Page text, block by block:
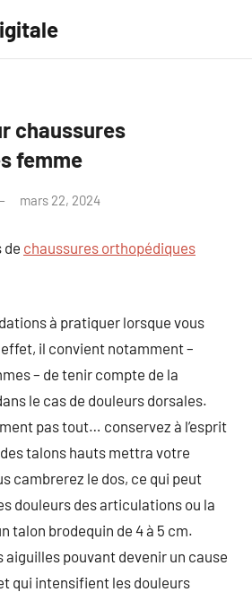
chaussures
femme
mars 22, 2024
de chaussures orthopédiques
à pratiquer lorsque vous
il convient notamment –
– de tenir compte de la
le cas de douleurs dorsales.
pas tout… conservez à l’esprit
talons hauts mettra votre
cambrerez le dos, ce qui peut
douleurs des articulations ou la
talon brodequin de 4 à 5 cm.
aiguilles pouvant devenir un cause
qui intensifient les douleurs